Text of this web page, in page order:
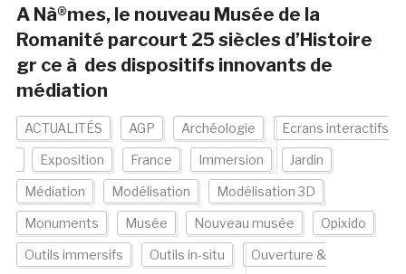
A Nà®mes, le nouveau Musée de la
Romanité parcourt 25 siècles d’Histoire
gr ce à des dispositifs innovants de
médiation
ACTUALITÉS AGP Archéologie Ecrans interactifs
Exposition France Immersion Jardin
Médiation Modélisation Modélisation 3D
Monuments Musée Nouveau musée Opixido
Outils immersifs Outils in-situ Ouverture &